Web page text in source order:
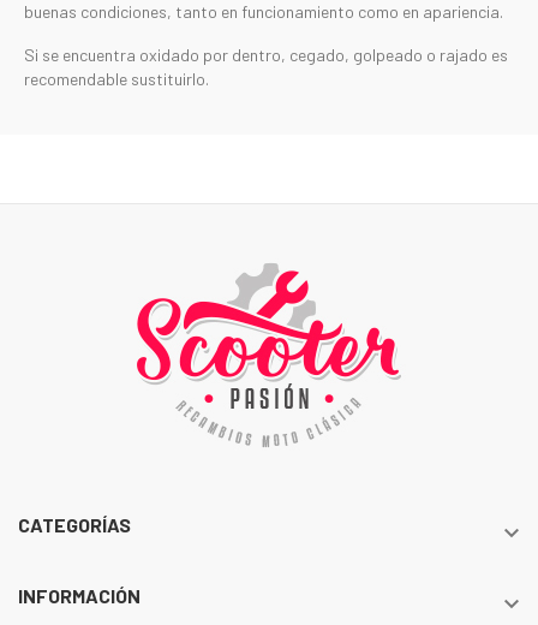
buenas condiciones, tanto en funcionamiento como en apariencia.
Si se encuentra oxidado por dentro, cegado, golpeado o rajado es
recomendable sustituirlo.
CATEGORÍAS 
INFORMACIÓN 